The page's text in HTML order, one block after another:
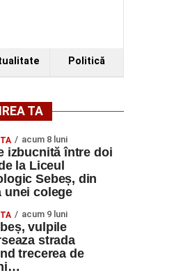
Politică
TA
acum 8 luni
izbucnită între doi
la Liceul
Sebeș, din
unei colege
acum 9 luni
vulpile
strada
trecerea de